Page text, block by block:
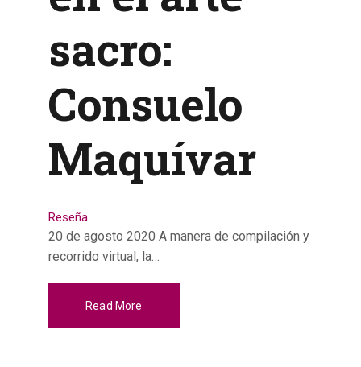
sacro:
Consuelo
Maquívar
Reseña
20 de agosto 2020 A manera de compilación y
recorrido virtual, la…
Read More